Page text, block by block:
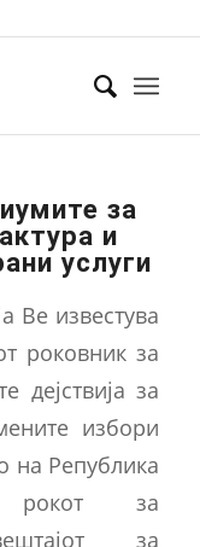
за
и
услуги
Ве известува
роковник за
дејствија за
избори
на Република
рокот за
за